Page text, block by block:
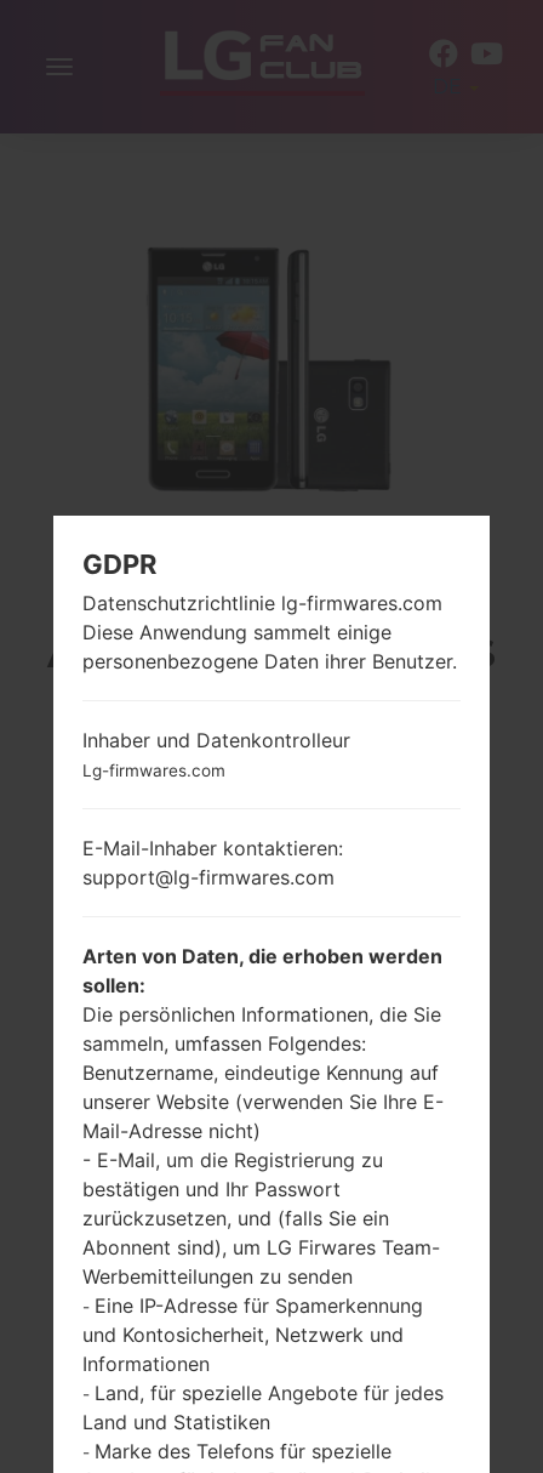
Navigation
LG P655K (LGP655K)
AUS DER LG OPTIMUS
4.0 in (~63.3%
480 x 800 Pixel
(~233 Dichte der
Pixel pro Zoll)
113.4 gramm (3.99
unzen)
entfernbar Li-Ion
2460 mAh
Snapdragon 400
Android 4.1-4.3
Jelly Bean
Jun, 2013
GDPR
Datenschutzrichtlinie lg-firmwares.com
Diese Anwendung sammelt einige
personenbezogene Daten ihrer Benutzer.
Inhaber und Datenkontrolleur
Lg-firmwares.com
E-Mail-Inhaber kontaktieren:
support@lg-firmwares.com
Arten von Daten, die erhoben werden
sollen:
Die persönlichen Informationen, die Sie
sammeln, umfassen Folgendes:
Benutzername, eindeutige Kennung auf
unserer Website (verwenden Sie Ihre E-
Mail-Adresse nicht)
- E-Mail, um die Registrierung zu
bestätigen und Ihr Passwort
zurückzusetzen, und (falls Sie ein
Abonnent sind), um LG Firwares Team-
Werbemitteilungen zu senden
- Eine IP-Adresse für Spamerkennung
und Kontosicherheit, Netzwerk und
Informationen
- Land, für spezielle Angebote für jedes
Land und Statistiken
- Marke des Telefons für spezielle